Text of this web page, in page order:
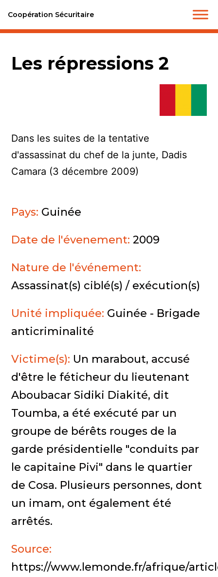
Coopération Sécuritaire
Les répressions 2
Dans les suites de la tentative
d'assassinat du chef de la junte, Dadis
Camara (3 décembre 2009)
Pays: Guinée
Date de l'évenement:2009
Nature de l'événement:
Assassinat(s) ciblé(s) / exécution(s)
Unité impliquée: Guinée - Brigade
anticriminalité
Victime(s): Un marabout, accusé
d'être le féticheur du lieutenant
Aboubacar Sidiki Diakité, dit
Toumba, a été exécuté par un
groupe de bérêts rouges de la
garde présidentielle "conduits par
le capitaine Pivi" dans le quartier
de Cosa. Plusieurs personnes, dont
un imam, ont également été
arrêtés.
Source:
https://www.lemonde.fr/afrique/